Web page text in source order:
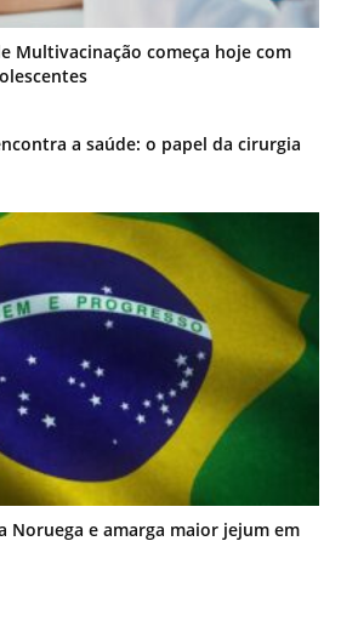
Multivacinação começa hoje com
a saúde: o papel da cirurgia
Noruega e amarga maior jejum em